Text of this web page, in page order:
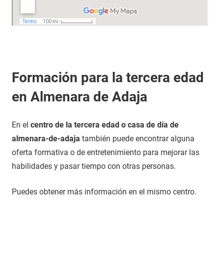
Formación para la tercera edad
en Almenara de Adaja
En el centro de la tercera edad o casa de día de
almenara-de-adaja también puede encontrar alguna
oferta formativa o de entretenimiento para mejorar las
habilidades y pasar tiempo con otras personas.
Puedes obtener más información en el mismo centro.